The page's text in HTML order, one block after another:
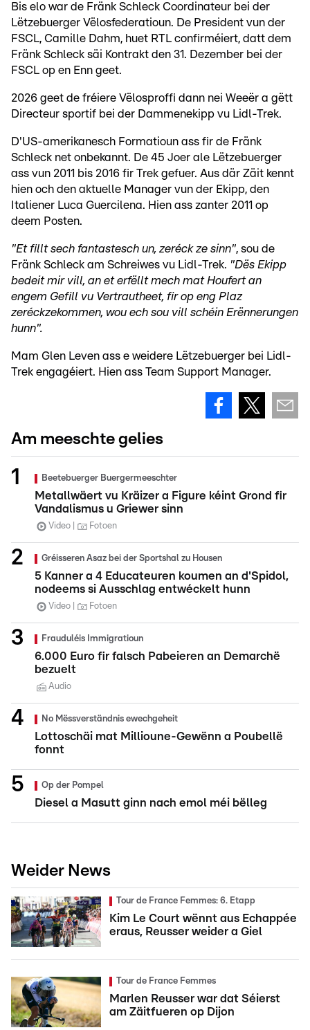
Bis elo war de Fränk Schleck Coordinateur bei der
Lëtzebuerger Vëlosfederatioun. De President vun der
FSCL, Camille Dahm, huet RTL confirméiert, datt dem
Fränk Schleck säi Kontrakt den 31. Dezember bei der
FSCL op en Enn geet.
2026 geet de fréiere Vëlosproffi dann nei Weeër a gëtt
Directeur sportif bei der Dammenekipp vu Lidl-Trek.
D'US-amerikanesch Formatioun ass fir de Fränk
Schleck net onbekannt. De 45 Joer ale Lëtzebuerger
ass vun 2011 bis 2016 fir Trek gefuer. Aus där Zäit kennt
hien och den aktuelle Manager vun der Ekipp, den
Italiener Luca Guercilena. Hien ass zanter 2011 op
deem Posten.
"Et fillt sech fantastesch un, zeréck ze sinn", sou de
Fränk Schleck am Schreiwes vu Lidl-Trek. "Dës Ekipp
bedeit mir vill, an et erfëllt mech mat Houfert an
engem Gefill vu Vertrautheet, fir op eng Plaz
zeréckzekommen, wou ech sou vill schéin Erënnerungen
hunn".
Mam Glen Leven ass e weidere Lëtzebuerger bei Lidl-
Trek engagéiert. Hien ass Team Support Manager.
Am meeschte gelies
Beetebuerger Buergermeeschter
Metallwäert vu Kräizer a Figure kéint Grond fir
Vandalismus u Griewer sinn
Video Fotoen
Gréisseren Asaz bei der Sportshal zu Housen
5 Kanner a 4 Educateuren koumen an d'Spidol,
nodeems si Ausschlag entwéckelt hunn
Video Fotoen
Frauduléis Immigratioun
6.000 Euro fir falsch Pabeieren an Demarchë
bezuelt
Audio
No Mëssverständnis ewechgeheit
Lottoschäi mat Millioune-Gewënn a Poubellë
fonnt
Op der Pompel
Diesel a Masutt ginn nach emol méi bëlleg
Weider News
Tour de France Femmes: 6. Etapp
Kim Le Court wënnt aus Echappée
eraus, Reusser weider a Giel
Tour de France Femmes
Marlen Reusser war dat Séierst
am Zäitfueren op Dijon